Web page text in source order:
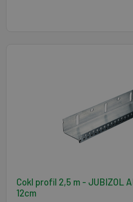
Cokl profil 2,5 m - JUBIZOL
12cm